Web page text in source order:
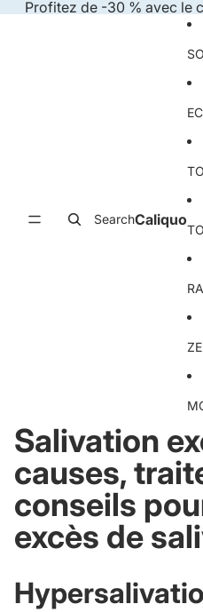
Profitez de -30 % avec le
SearchCaliquo
Salivation
causes,
conseils
excès de